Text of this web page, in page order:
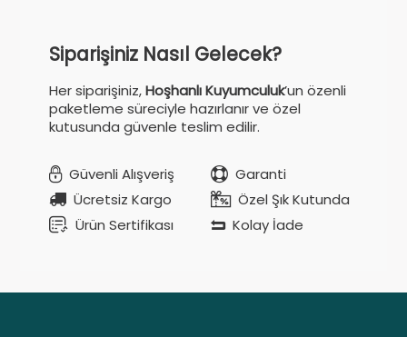
Siparişiniz Nasıl Gelecek?
Her siparişiniz,Hoşhanlı Kuyumculuk’un özenli
paketleme süreciyle hazırlanır ve özel
kutusunda güvenle teslim edilir.
Güvenli Alışveriş
Garanti
Ücretsiz Kargo
Özel Şık Kutunda
Ürün Sertifikası
Kolay İade